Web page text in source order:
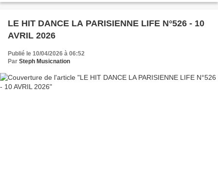
LE HIT DANCE LA PARISIENNE LIFE N°526 - 10
AVRIL 2026
Publié le 10/04/2026 à 06:52
Par Steph Musicnation